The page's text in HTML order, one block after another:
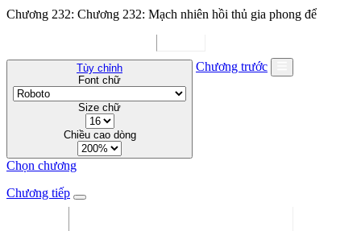
Chương 232: Chương 232: Mạch nhiên hồi thủ gia phong để
Tùy chỉnh
Font chữ
Size chữ
Chiều cao dòng
Chương trước
Chọn chương
Chương tiếp